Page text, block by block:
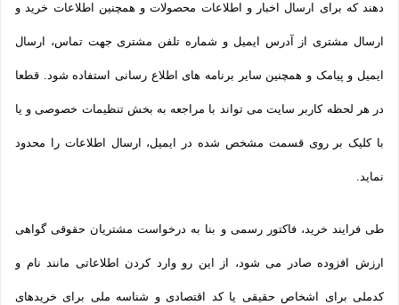
دهند که برای ارسال اخبار و اطلاعات محصولات و همچنین اطلاعات خرید و
ارسال مشتری از آدرس ایمیل و شماره تلفن مشتری جهت تماس، ارسال
ایمیل و پیامک و همچنین سایر برنامه های اطلاع رسانی استفاده شود. قطعا
در هر لحظه کاربر سایت می تواند با مراجعه به بخش تنظیمات خصوصی و یا
با کلیک بر روی قسمت مشخص شده در ایمیل، ارسال اطلاعات را محدود
نماید.
طی فرایند خرید، فاکتور رسمی و بنا به درخواست مشتریان حقوقی گواهی
ارزش افزوده صادر می شود، از این رو وارد کردن اطلاعاتی مانند نام و
کدملی برای اشخاص حقیقی یا کد اقتصادی و شناسه ملی برای خریدهای